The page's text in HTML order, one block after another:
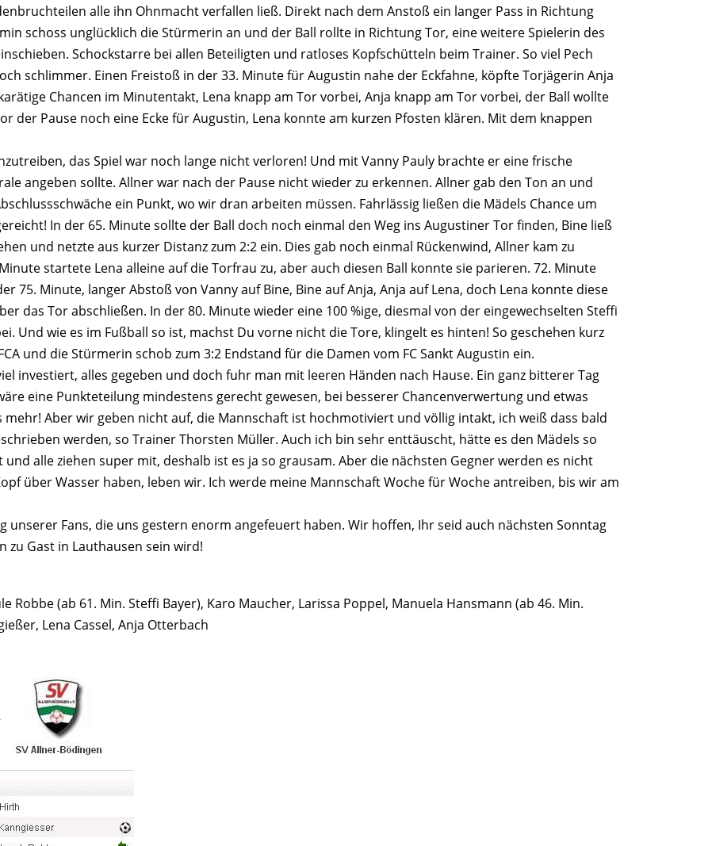
alle ihn Ohnmacht verfallen ließ. Direkt nach dem Anstoß ein langer Pass in Richtung
schoss unglücklich die Stürmerin an und der Ball rollte in Richtung Tor, eine weitere Spielerin des
Schockstarre bei allen Beteiligten und ratloses Kopfschütteln beim Trainer. So viel Pech
schlimmer. Einen Freistoß in der 33. Minute für Augustin nahe der Eckfahne, köpfte Torjägerin Anja
Chancen im Minutentakt, Lena knapp am Tor vorbei, Anja knapp am Tor vorbei, der Ball wollte
der Pause noch eine Ecke für Augustin, Lena konnte am kurzen Pfosten klären. Mit dem knappen
das Spiel war noch lange nicht verloren! Und mit Vanny Pauly brachte er eine frische
angeben sollte. Allner war nach der Pause nicht wieder zu erkennen. Allner gab den Ton an und
ein Punkt, wo wir dran arbeiten müssen. Fahrlässig ließen die Mädels Chance um
In der 65. Minute sollte der Ball doch noch einmal den Weg ins Augustiner Tor finden, Bine ließ
und netzte aus kurzer Distanz zum 2:2 ein. Dies gab noch einmal Rückenwind, Allner kam zu
startete Lena alleine auf die Torfrau zu, aber auch diesen Ball konnte sie parieren. 72. Minute
75. Minute, langer Abstoß von Vanny auf Bine, Bine auf Anja, Anja auf Lena, doch Lena konnte diese
das Tor abschließen. In der 80. Minute wieder eine 100 %ige, diesmal von der eingewechselten Steffi
Und wie es im Fußball so ist, machst Du vorne nicht die Tore, klingelt es hinten! So geschehen kurz
und die Stürmerin schob zum 3:2 Endstand für die Damen vom FC Sankt Augustin ein.
investiert, alles gegeben und doch fuhr man mit leeren Händen nach Hause. Ein ganz bitterer Tag
eine Punkteteilung mindestens gerecht gewesen, bei besserer Chancenverwertung und etwas
Aber wir geben nicht auf, die Mannschaft ist hochmotiviert und völlig intakt, ich weiß dass bald
werden, so Trainer Thorsten Müller. Auch ich bin sehr enttäuscht, hätte es den Mädels so
alle ziehen super mit, deshalb ist es ja so grausam. Aber die nächsten Gegner werden es nicht
über Wasser haben, leben wir. Ich werde meine Mannschaft Woche für Woche antreiben, bis wir am
unserer Fans, die uns gestern enorm angefeuert haben. Wir hoffen, Ihr seid auch nächsten Sonntag
zu Gast in Lauthausen sein wird!
Robbe (ab 61. Min. Steffi Bayer), Karo Maucher, Larissa Poppel, Manuela Hansmann (ab 46. Min.
Lena Cassel, Anja Otterbach